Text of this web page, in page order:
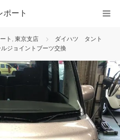
ポート
ト , 東京支店
ダイハツ タント
ジョイントブーツ交換